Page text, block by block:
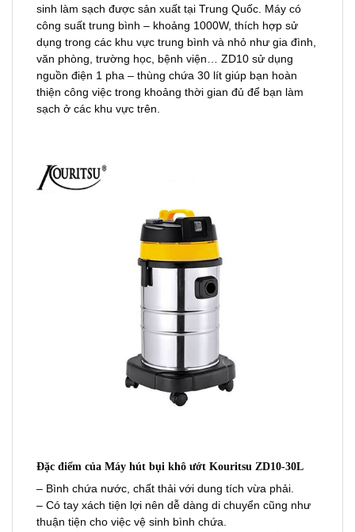
sinh làm sạch được sản xuất tại Trung Quốc. Máy có
công suất trung bình – khoảng 1000W, thích hợp sử
dụng trong các khu vực trung bình và nhỏ như gia đình,
văn phòng, trường học, bệnh viện… ZD10 sử dụng
nguồn điện 1 pha – thùng chứa 30 lít giúp bạn hoàn
thiện công việc trong khoảng thời gian đủ để bạn làm
sạch ở các khu vực trên.
Đặc điểm của Máy hút bụi khô ướt Kouritsu ZD10-30L
– Bình chứa nước, chất thải với dung tích vừa phải.
– Có tay xách tiện lợi nên dễ dàng di chuyển cũng như
thuận tiện cho việc vệ sinh bình chứa.